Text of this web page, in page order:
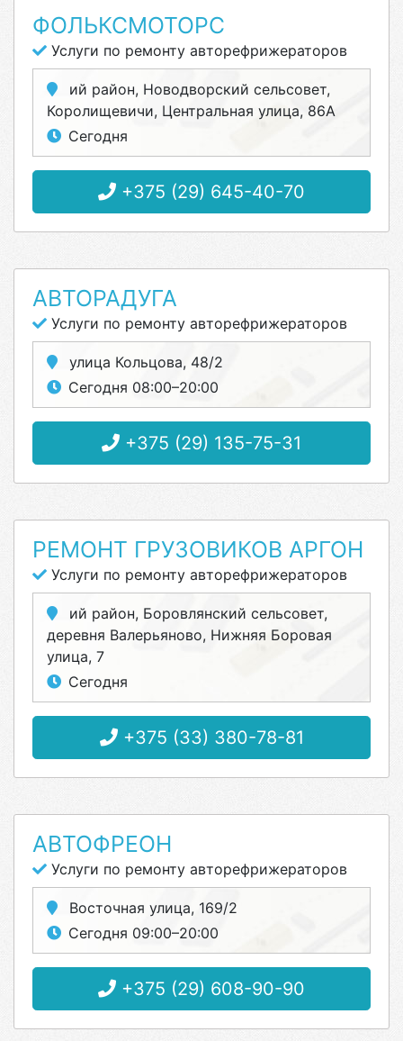
ФОЛЬКСМОТОРС
Услуги по ремонту авторефрижераторов
ий район, Новодворский сельсовет,
Королищевичи, Центральная улица, 86А
Сегодня
+375 (29) 645-40-70
АВТОРАДУГА
Услуги по ремонту авторефрижераторов
улица Кольцова, 48/2
Сегодня 08:00–20:00
+375 (29) 135-75-31
РЕМОНТ ГРУЗОВИКОВ АРГОН
Услуги по ремонту авторефрижераторов
ий район, Боровлянский сельсовет,
деревня Валерьяново, Нижняя Боровая
улица, 7
Сегодня
+375 (33) 380-78-81
АВТОФРЕОН
Услуги по ремонту авторефрижераторов
Восточная улица, 169/2
Сегодня 09:00–20:00
+375 (29) 608-90-90